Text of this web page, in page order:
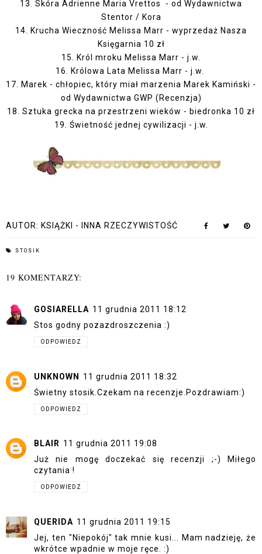
13. Skóra Adrienne Maria Vrettos - od Wydawnictwa
Stentor / Kora
14. Krucha Wieczność Melissa Marr - wyprzedaż Nasza
Księgarnia 10 zł
15. Król mroku Melissa Marr - j.w.
16. Królowa Lata Melissa Marr - j.w.
17. Marek - chłopiec, który miał marzenia Marek Kamiński -
od Wydawnictwa GWP ( Recenzja)
18. Sztuka grecka na przestrzeni wieków - biedronka 10 zł
19. Świetność jednej cywilizacji - j.w.
AUTOR: KSIĄŻKI - INNA RZECZYWISTOŚĆ
STOSIK
19 KOMENTARZY:
GOSIARELLA 11 grudnia 2011 18:12
Stos godny pozazdroszczenia :)
ODPOWIEDZ
UNKNOWN 11 grudnia 2011 18:32
Świetny stosik.Czekam na recenzje.Pozdrawiam:)
ODPOWIEDZ
BLAIR 11 grudnia 2011 19:08
Już nie mogę doczekać się recenzji ;-) Miłego
czytania !
ODPOWIEDZ
QUERIDA 11 grudnia 2011 19:15
Jej, ten "Niepokój" tak mnie kusi... Mam nadzieję, że
wkrótce wpadnie w moje ręce. :)